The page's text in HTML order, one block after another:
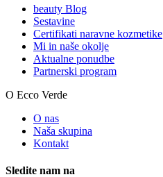
beauty Blog
Sestavine
Certifikati naravne kozmetike
Mi in naše okolje
Aktualne ponudbe
Partnerski program
O Ecco Verde
O nas
Naša skupina
Kontakt
Sledite nam na